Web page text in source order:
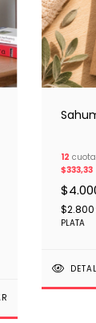
12
$333,33
$2.800
PLATA